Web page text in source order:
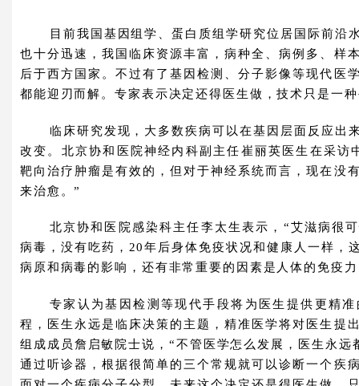
目前我国基因组学、蛋白质组学研究位居国际前沿
也十分迅速，我国临床资源丰富，病种全、病例多、样
后于西方国家。不过有了基因检测、分子影像等现代医
都能迎刃而解。专家表示决定还得医生做，技术只是一
临床研究发现，大多数疾病可以在基因层面反应出
改变。北京协和医院神经内科副主任崔丽英医生在采访
靶向治疗肿瘤是有效的，但对于神经系统而言，现在没
来治愈。”
北京协和医院感染科主任李太生表示，“艾滋病很
病毒，没有吃药，20年后身体免疫状况和健康人一样，
病原和病毒的影响，还有非常重要的因素是人体的免疫
专家认为基因检测等现代手段将为医生提供更精
程，医生永远是临床决策的主题，精准医学将对医生提
组成成员詹启敏院士说，“不管医学怎么发展，医生永
通过听诊器，根据很简单的三个常规就可以诊断一个疾